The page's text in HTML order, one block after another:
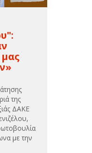
της
ΔΑΚΕ
με την